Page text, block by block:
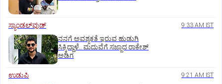
ಸ್ಯಾಂಡಲ್‌ವುಡ್‌ 9:33 AM IST
ನನಗೆ ಅವಶ್ಯಕತೆ ಇರುವ ಹುಡುಗಿ
ಸಿಕ್ಕಿದ್ದಾಳೆ.. ಮದುವೆಗೆ ಸಜ್ಜಾದ ರಾಕೇಶ್
ಅಡಿಗ
ಉಡುಪಿ 9:21 AM IST